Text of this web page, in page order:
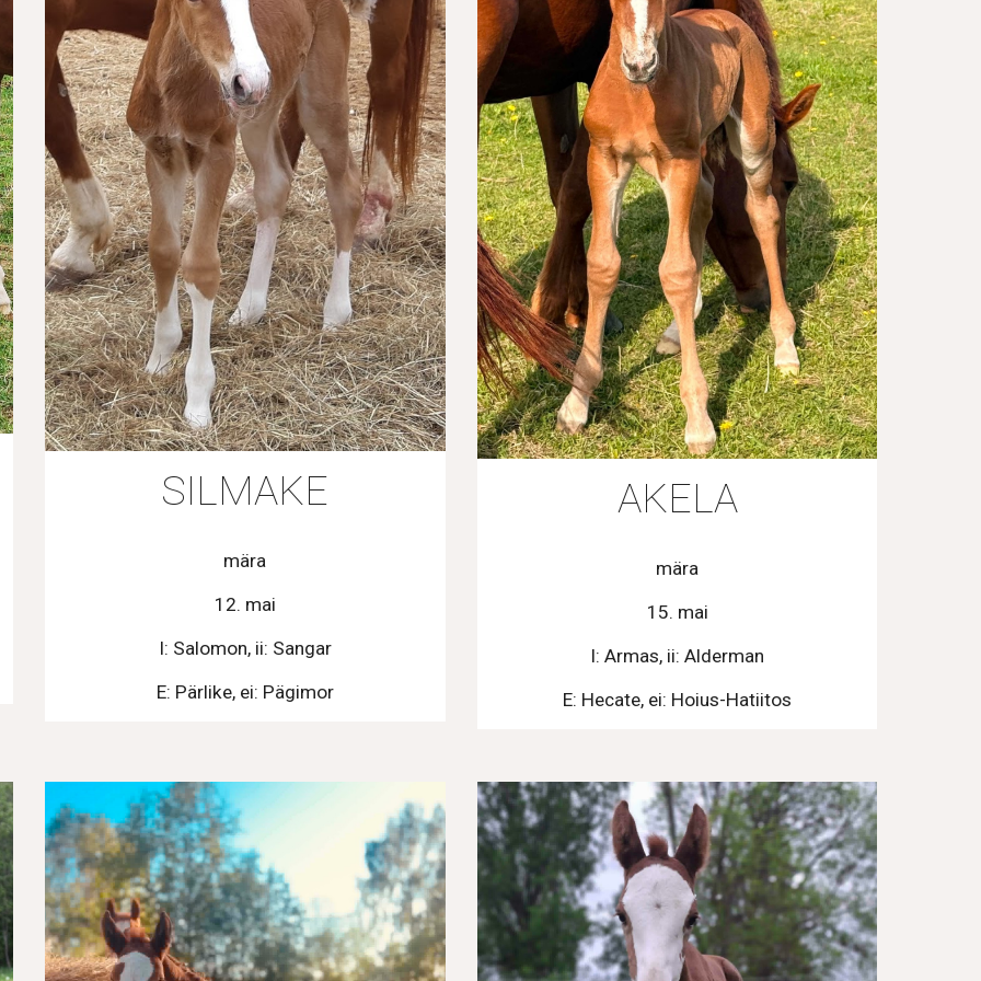
SILMAKE
mära
12. mai
I: Salomon, ii: Sangar
E: Pärlike, ei: Pägimor
AKELA
mära
15. mai
I: Armas, ii: Alderman
E: Hecate, ei: Hoius-Hatiitos